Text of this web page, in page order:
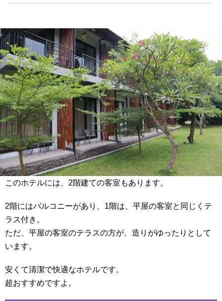
このホテルには、2階建ての客室もあります。
2階にはバルコニーがあり、1階は、平屋の客室と同じくテ
ラス付き。
ただ、平屋の客室のテラスの方が、造りがゆったりとして
います。
安くて清潔で快適なホテルです。
超おすすめですよ。